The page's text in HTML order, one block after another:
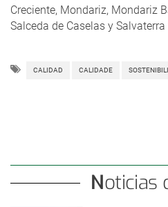
Creciente, Mondariz, Mondariz
Salceda de Caselas y
CALIDAD CALIDADE